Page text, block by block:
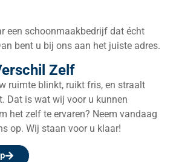
een schoonmaakbedrijf dat écht
bent u bij ons aan het juiste adres.
Zelf
ruimte blinkt, ruikt fris, en straalt
Dat is wat wij voor u kunnen
het zelf te ervaren? Neem vandaag
op. Wij staan voor u klaar!